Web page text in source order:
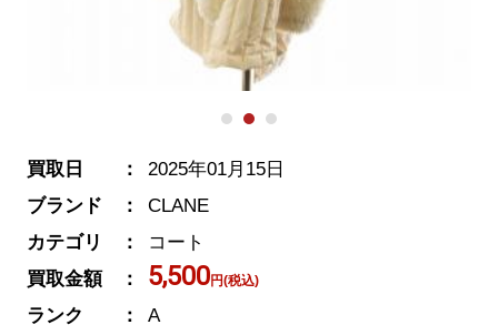
買取日
2025年01月15日
ブランド
CLANE
カテゴリ
コート
買取金額
5,500円(税込)
ランク
A